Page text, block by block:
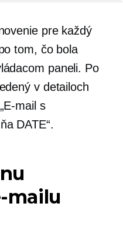
pre každý
tom, čo bola
paneli. Po
v detailoch
mail s
DATE“.
mailu